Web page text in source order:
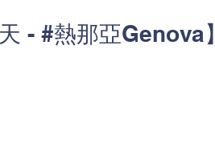
- #熱那亞Genova】